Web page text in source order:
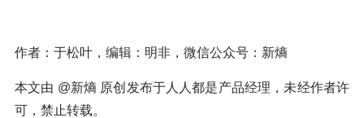
作者：于松叶，编辑：明非，微信公众号：新熵
本文由 @新熵 原创发布于人人都是产品经理，未经作者许
可，禁止转载。